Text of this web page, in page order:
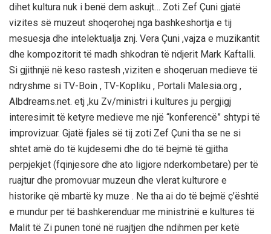
dihet kultura nuk i benë dem askujt… Zoti Zef Çuni gjatë
vizites së muzeut shoqerohej nga bashkeshortja e tij
mesuesja dhe intelektualja znj. Vera Çuni ,vajza e muzikantit
dhe kompozitorit të madh shkodran të ndjerit Mark Kaftalli.
Si gjithnjë në keso rastesh ,viziten e shoqeruan medieve të
ndryshme si TV-Boin , TV-Kopliku , Portali Malesia.org ,
Albdreams.net. etj ,ku Zv/ministri i kultures ju pergjigj
interesimit të ketyre medieve me një “konferencë” shtypi të
improvizuar. Gjatë fjales së tij zoti Zef Çuni tha se ne si
shtet amë do të kujdesemi dhe do të bejmë të gjitha
perpjekjet (fqinjesore dhe ato ligjore nderkombetare) per të
ruajtur dhe promovuar muzeun dhe vlerat kulturore e
historike që mbartë ky muze . Ne tha ai do të bejmë ç’është
e mundur per të bashkerenduar me ministrinë e kultures të
Malit të Zi punen tonë në ruajtjen dhe ndihmen per ketë